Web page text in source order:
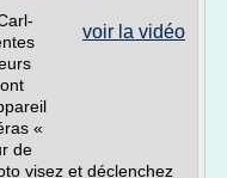
voir la vidéo
«
de
visez et déclenchez